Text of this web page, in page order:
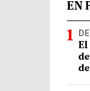
EN
El